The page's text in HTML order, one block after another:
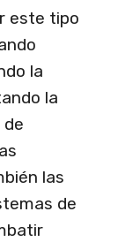
este tipo
la
la
las
de